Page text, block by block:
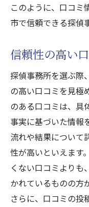
このように、口コミ
市で信頼できる探偵
信頼性の高い
探偵事務所を選ぶ際
の高い口コミを見極
のある口コミは、具
事実に基づいた情報
流れや結果について
性が高いといえます
くない口コミよりも
かれているものの方
さらに、口コミの投